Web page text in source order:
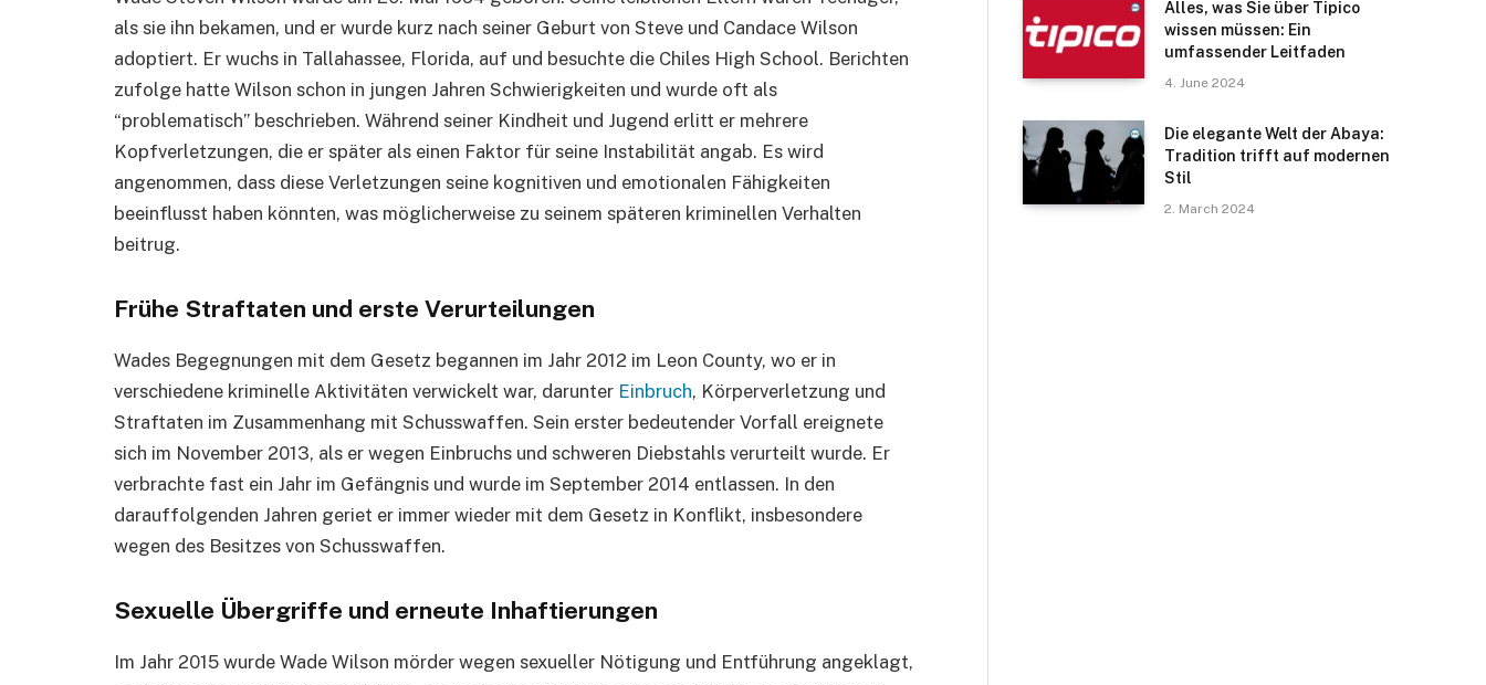
als sie ihn bekamen, und er wurde kurz nach seiner Geburt von Steve und Candace Wilson
adoptiert. Er wuchs in Tallahassee, Florida, auf und besuchte die Chiles High School. Berichten
zufolge hatte Wilson schon in jungen Jahren Schwierigkeiten und wurde oft als
“problematisch” beschrieben. Während seiner Kindheit und Jugend erlitt er mehrere
Kopfverletzungen, die er später als einen Faktor für seine Instabilität angab. Es wird
angenommen, dass diese Verletzungen seine kognitiven und emotionalen Fähigkeiten
beeinflusst haben könnten, was möglicherweise zu seinem späteren kriminellen Verhalten
beitrug.
Frühe Straftaten und erste Verurteilungen
Wades Begegnungen mit dem Gesetz begannen im Jahr 2012 im Leon County, wo er in
verschiedene kriminelle Aktivitäten verwickelt war, darunter Einbruch, Körperverletzung und
Straftaten im Zusammenhang mit Schusswaffen. Sein erster bedeutender Vorfall ereignete
sich im November 2013, als er wegen Einbruchs und schweren Diebstahls verurteilt wurde. Er
verbrachte fast ein Jahr im Gefängnis und wurde im September 2014 entlassen. In den
darauffolgenden Jahren geriet er immer wieder mit dem Gesetz in Konflikt, insbesondere
wegen des Besitzes von Schusswaffen.
Sexuelle Übergriffe und erneute Inhaftierungen
Im Jahr 2015 wurde Wade Wilson mörder wegen sexueller Nötigung und Entführung angeklagt,
Alles, was Sie über Tipico
wissen müssen: Ein
umfassender Leitfaden
4. June 2024
Die elegante Welt der Abaya:
Tradition trifft auf modernen
Stil
2. March 2024